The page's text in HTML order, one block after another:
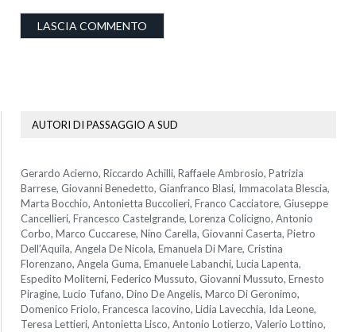
AUTORI DI PASSAGGIO A SUD
Gerardo Acierno, Riccardo Achilli, Raffaele Ambrosio, Patrizia
Barrese, Giovanni Benedetto, Gianfranco Blasi, Immacolata Blescia,
Marta Bocchio, Antonietta Buccolieri, Franco Cacciatore, Giuseppe
Cancellieri, Francesco Castelgrande, Lorenza Colicigno, Antonio
Corbo, Marco Cuccarese, Nino Carella, Giovanni Caserta, Pietro
Dell’Aquila, Angela De Nicola, Emanuela Di Mare, Cristina
Florenzano, Angela Guma, Emanuele Labanchi, Lucia Lapenta,
Espedito Moliterni, Federico Mussuto, Giovanni Mussuto, Ernesto
Piragine, Lucio Tufano, Dino De Angelis, Marco Di Geronimo,
Domenico Friolo, Francesca Iacovino, Lidia Lavecchia, Ida Leone,
Teresa Lettieri, Antonietta Lisco, Antonio Lotierzo, Valerio Lottino,